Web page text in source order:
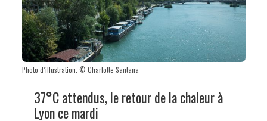
Photo d’illustration. © Charlotte Santana
37°C attendus, le retour de la chaleur à
Lyon ce mardi